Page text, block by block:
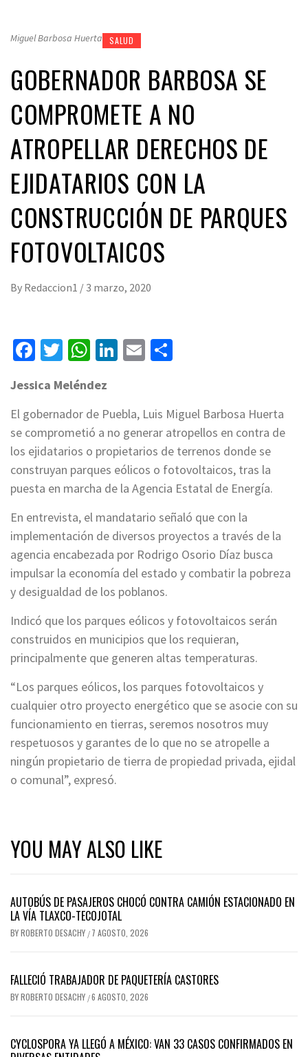
Miguel Barbosa Huerta SALUD
GOBERNADOR BARBOSA SE
COMPROMETE A NO
ATROPELLAR DERECHOS DE
EJIDATARIOS CON LA
CONSTRUCCIÓN DE PARQUES
FOTOVOLTAICOS
By Redaccion1 / 3 marzo, 2020
Facebook
Twitter
WhatsApp
LinkedIn
Email
Jessica Meléndez
El gobernador de Puebla, Luis Miguel Barbosa Huerta
se comprometió a no generar atropellos en contra de
los ejidatarios o propietarios de terrenos donde se
construyan parques eólicos o fotovoltaicos, tras la
puesta en marcha de la Agencia Estatal de Energía.
En entrevista, el mandatario señaló que con la
implementación de diversos proyectos a través de la
agencia encabezada por Rodrigo Osorio Díaz busca
impulsar la economía del estado y combatir la pobreza
y desigualdad de los poblanos.
Indicó que los parques eólicos y fotovoltaicos serán
construidos en municipios que los requieran,
principalmente que generen altas temperaturas.
“Los parques eólicos, los parques fotovoltaicos y
cualquier otro proyecto energético que se asocie con su
funcionamiento en tierras, seremos nosotros muy
respetuosos y garantes de lo que no se atropelle a
ningún propietario de tierra de propiedad privada, ejidal
o comunal”, expresó.
YOU MAY ALSO LIKE
AUTOBÚS DE PASAJEROS CHOCÓ CONTRA CAMIÓN ESTACIONADO EN
LA VÍA TLAXCO-TECOJOTAL
BYROBERTO DESACHY / 7 AGOSTO, 2026
FALLECIÓ TRABAJADOR DE PAQUETERÍA CASTORES
BYROBERTO DESACHY /6 AGOSTO, 2026
CYCLOSPORA YA LLEGÓ A MÉXICO: VAN 33 CASOS CONFIRMADOS EN